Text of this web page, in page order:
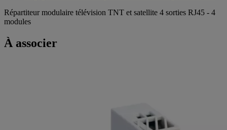
Répartiteur modulaire télévision TNT et satellite 4 sorties RJ45 - 4
modules
À associer